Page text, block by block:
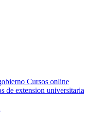
Cursos online
de extension universitaria